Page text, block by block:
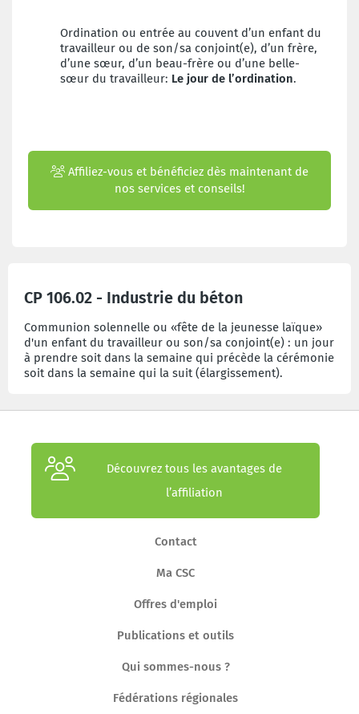
Ordination ou entrée au couvent d’un enfant du
travailleur ou de son/sa conjoint(e), d’un frère,
d’une sœur, d’un beau-frère ou d’une belle-
sœur du travailleur: Le jour de l’ordination.
Affiliez-vous et bénéficiez dès maintenant de
nos services et conseils!
CP 106.02 - Industrie du béton
Communion solennelle ou «fête de la jeunesse laïque»
d'un enfant du travailleur ou son/sa conjoint(e) : un jour
à prendre soit dans la semaine qui précède la cérémonie
soit dans la semaine qui la suit (élargissement).
Découvrez tous les avantages de
l’affiliation
Contact
Ma CSC
Offres d'emploi
Publications et outils
Qui sommes-nous ?
Fédérations régionales